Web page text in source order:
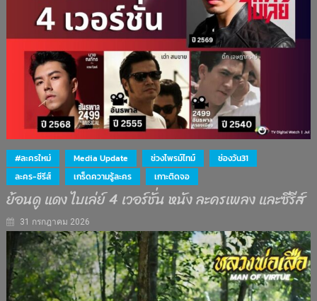
#ละครใหม่ Media Update ช่วงไพรม์ไทม์
ช่องวัน31
ละคร-ซีรีส์
เกร็ดความรู้ละคร เกาะติดจอ
ย้อนดู แดง ไบเล่ย์ 4 เวอร์ชั่น หนัง ละครเพลง และซีรีส์
31 กรกฎาคม 2026